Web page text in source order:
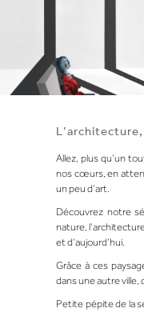
Allez, plus qu’un
nos cœurs, en
un peu d’art.
Découvrez notre
nature, l’
et d’aujourd’hui.
Grâce à ces
dans une autre ville,
Petite pépite de la